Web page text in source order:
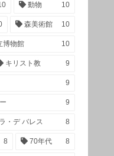
動物 10
森美術館 10
博物館 10
キリスト教 9
9
9
・デ バレス 8
8 70年代 8